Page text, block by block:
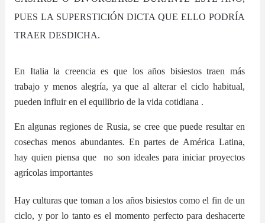
PUES LA SUPERSTICIÓN DICTA QUE ELLO PODRÍA
TRAER DESDICHA.
En Italia la creencia es que losaños bisiestos traen más
trabajo y menos alegría, ya queal alterar el ciclo habitual,
pueden influir en el equilibrio de la vida cotidiana .
En algunas regiones de Rusia, se cree que puede resultar en
cosechas menos abundantes. En partes de América Latina,
hay quien piensa que no son ideales para iniciar proyectos
agrícolas importantes
Hay culturas que toman alos años bisiestos como el fin de un
ciclo, y por lo tanto es el momento perfecto para deshacerte